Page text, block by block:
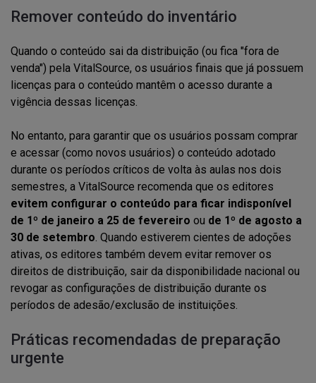
Remover conteúdo do inventário
Quando o conteúdo sai da distribuição (ou fica "fora de
venda") pela VitalSource, os usuários finais que já possuem
licenças para o conteúdo mantêm o acesso durante a
vigência dessas licenças.
No entanto, para garantir que os usuários possam comprar
e acessar (como novos usuários) o conteúdo adotado
durante os períodos críticos de volta às aulas nos dois
semestres, a VitalSource recomenda que os editores
evitem configurar o conteúdo para ficar indisponível
de 1º de janeiro a 25 de fevereiro ou de 1º de agosto a
30 de setembro. Quando estiverem cientes de adoções
ativas, os editores também devem evitar remover os
direitos de distribuição, sair da disponibilidade nacional ou
revogar as configurações de distribuição durante os
períodos de adesão/exclusão de instituições.
Práticas recomendadas de preparação
urgente